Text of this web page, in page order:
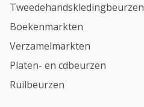
Tweedehandskledingbeurzen
Boekenmarkten
Verzamelmarkten
Platen- en cdbeurzen
Ruilbeurzen